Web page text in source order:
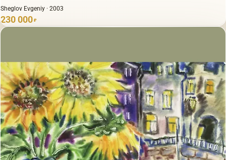
Sheglov Evgeniy · 2003
230 000 ₽